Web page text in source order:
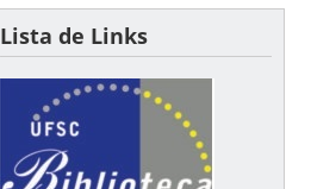
Lista de Links